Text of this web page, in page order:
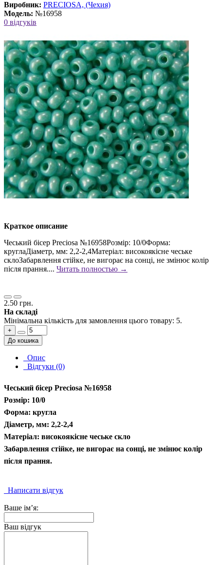
Виробник: PRECIOSA, (Чехия)
Модель: №16958
0 відгуків
Краткое описание
Чеський бісер Preciosa №16958Розмір: 10/0Форма:
круглаДіаметр, мм: 2,2-2,4Матеріал: високоякісне чеське
склоЗабарвлення стійке, не вигорає на сонці, не змінює колір
після прання.... Читать полностью →
2.50 грн.
На складі
Мінімальна кількість для замовлення цього товару: 5.
+
До кошика
Опис
Відгуки (0)
Чеський бісер Preciosa №16958
Розмір: 10/0
Форма: кругла
Діаметр, мм: 2,2-2,4
Матеріал: високоякісне чеське скло
Забарвлення стійке, не вигорає на сонці, не змінює колір
після прання.
Написати відгук
Ваше ім’я:
Ваш відгук